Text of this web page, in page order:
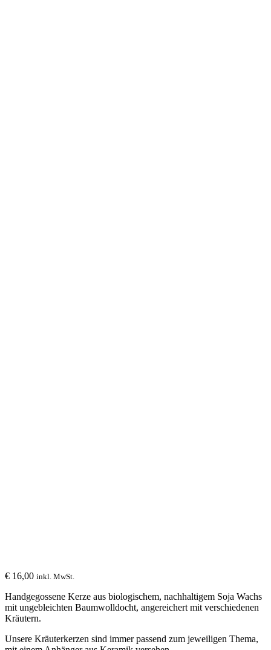
€ 16,00 inkl. MwSt.
Handgegossene Kerze aus biologischem, nachhaltigem Soja Wachs
mit ungebleichten Baumwolldocht, angereichert mit verschiedenen
Kräutern.
Unsere Kräuterkerzen sind immer passend zum jeweiligen Thema,